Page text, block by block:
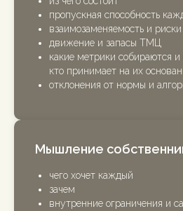
пропускная способность
взаимозаменяемость и риски
движение и запасы ТМЦ
какие метрики собираются
кто принимает на их
отклонения от нормы и
Мышление
чего хочет каждый
зачем
внутренние ограничения и